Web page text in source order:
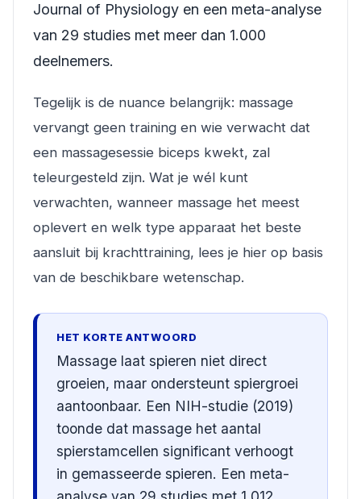
Journal of Physiology en een meta-analyse
van 29 studies met meer dan 1.000
deelnemers.
Tegelijk is de nuance belangrijk: massage
vervangt geen training en wie verwacht dat
een massagesessie biceps kwekt, zal
teleurgesteld zijn. Wat je wél kunt
verwachten, wanneer massage het meest
oplevert en welk type apparaat het beste
aansluit bij krachttraining, lees je hier op basis
van de beschikbare wetenschap.
HET KORTE ANTWOORD
Massage laat spieren niet direct
groeien, maar ondersteunt spiergroei
aantoonbaar. Een NIH-studie (2019)
toonde dat massage het aantal
spierstamcellen significant verhoogt
in gemasseerde spieren. Een meta-